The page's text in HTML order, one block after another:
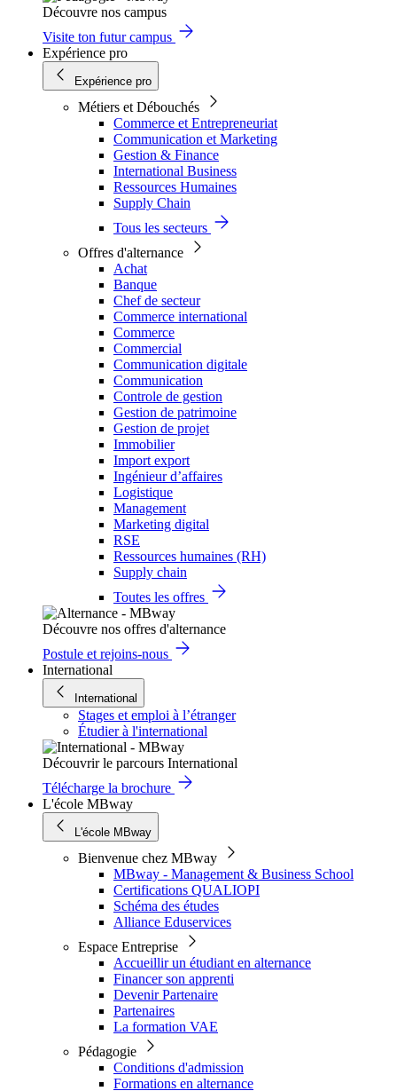
Découvre nos campus
Visite ton futur campus
Expérience pro
Expérience pro
Métiers et Débouchés
Commerce et Entrepreneuriat
Communication et Marketing
Gestion & Finance
International Business
Ressources Humaines
Supply Chain
Tous les secteurs
Offres d'alternance
Achat
Banque
Chef de secteur
Commerce international
Commerce
Commercial
Communication digitale
Communication
Controle de gestion
Gestion de patrimoine
Gestion de projet
Immobilier
Import export
Ingénieur d’affaires
Logistique
Management
Marketing digital
RSE
Ressources humaines (RH)
Supply chain
Toutes les offres
Découvre nos offres d'alternance
Postule et rejoins-nous
International
International
Stages et emploi à l’étranger
Étudier à l'international
Découvrir le parcours International
Télécharge la brochure
L'école MBway
L'école MBway
Bienvenue chez MBway
MBway - Management & Business School
Certifications QUALIOPI
Schéma des études
Alliance Eduservices
Espace Entreprise
Accueillir un étudiant en alternance
Financer son apprenti
Devenir Partenaire
Partenaires
La formation VAE
Pédagogie
Conditions d'admission
Formations en alternance